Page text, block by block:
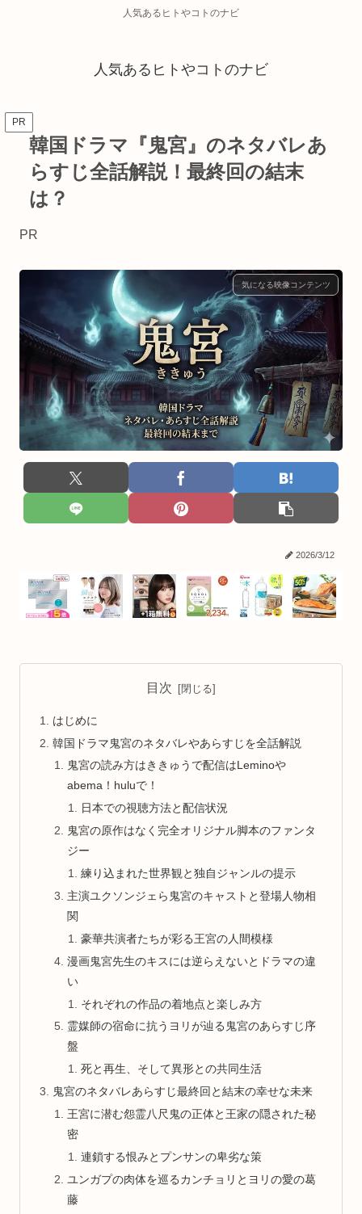
人気あるヒトやコトのナビ
人気あるヒトやコトのナビ
PR
韓国ドラマ『鬼宮』のネタバレあ
らすじ全話解説！最終回の結末
は？
PR
気になる映像コンテンツ
2026/3/12
目次
はじめに
韓国ドラマ鬼宮のネタバレやあらすじを全話解説
鬼宮の読み方はききゅうで配信はLeminoや
abema！huluで！
日本での視聴方法と配信状況
鬼宮の原作はなく完全オリジナル脚本のファンタ
ジー
練り込まれた世界観と独自ジャンルの提示
主演ユクソンジェら鬼宮のキャストと登場人物相
関
豪華共演者たちが彩る王宮の人間模様
漫画鬼宮先生のキスには逆らえないとドラマの違
い
それぞれの作品の着地点と楽しみ方
霊媒師の宿命に抗うヨリが辿る鬼宮のあらすじ序
盤
死と再生、そして異形との共同生活
鬼宮のネタバレあらすじ最終回と結末の幸せな未来
王宮に潜む怨霊八尺鬼の正体と王家の隠された秘
密
連鎖する恨みとプンサンの卑劣な策
ユンガプの肉体を巡るカンチョリとヨリの愛の葛
藤